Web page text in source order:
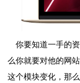
你要知道一手的
么你就要对他的网
这个模块变化，那